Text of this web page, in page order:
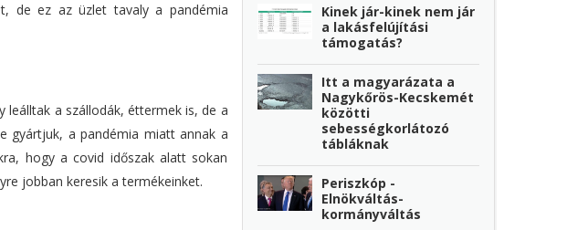
de ez az üzlet tavaly a pandémia
leálltak a szállodák, éttermek is, de a
gyártjuk, a pandémia miatt annak a
hogy a covid időszak alatt sokan
jobban keresik a termékeinket.
Kinek jár-kinek nem jár
a lakásfelújítási
támogatás?
Itt a magyarázata a
Nagykőrös-Kecskemét
közötti
sebességkorlátozó
tábláknak
Periszkóp -
Elnökváltás-
kormányváltás